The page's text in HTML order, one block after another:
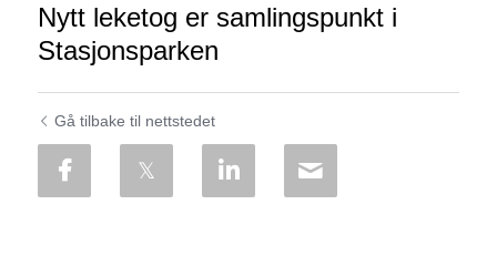
Nytt leketog er samlingspunkt i
Stasjonsparken
Gå tilbake til nettstedet